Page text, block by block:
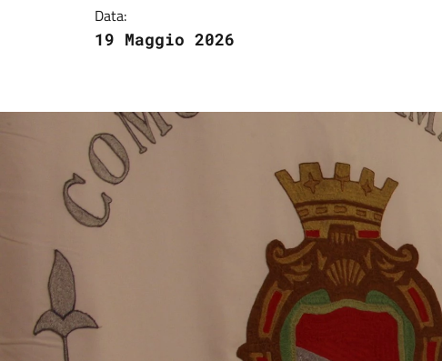
Data:
19 Maggio 2026